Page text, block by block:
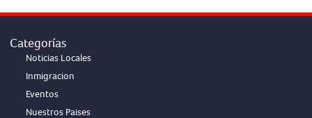
Categorías
Noticias Locales
Inmigracion
Eventos
Nuestros Paises